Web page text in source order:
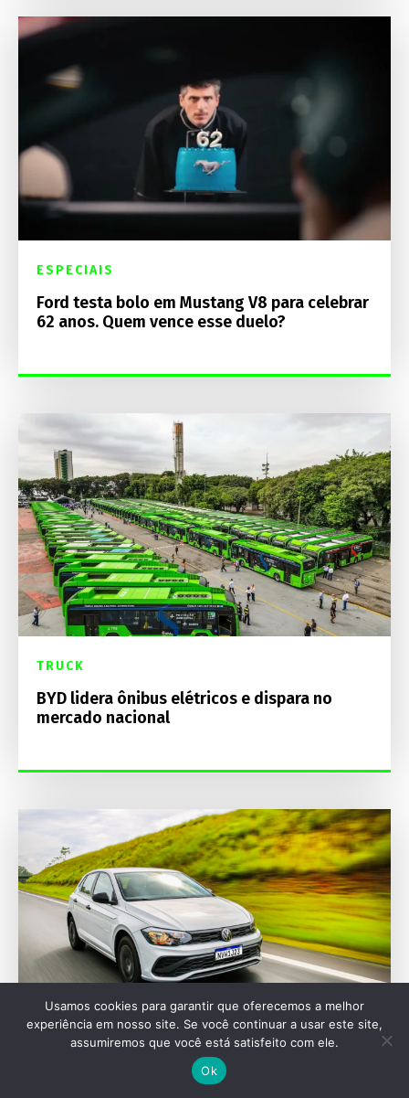
ESPECIAIS
Ford testa bolo em Mustang V8 para celebrar
62 anos. Quem vence esse duelo?
TRUCK
BYD lidera ônibus elétricos e dispara no
mercado nacional
Usamos cookies para garantir que oferecemos a melhor
experiência em nosso site. Se você continuar a usar este site,
assumiremos que você está satisfeito com ele.
Ok